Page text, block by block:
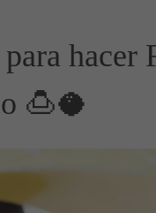
hacer
🍮🥥